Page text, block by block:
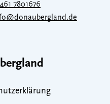
7801676